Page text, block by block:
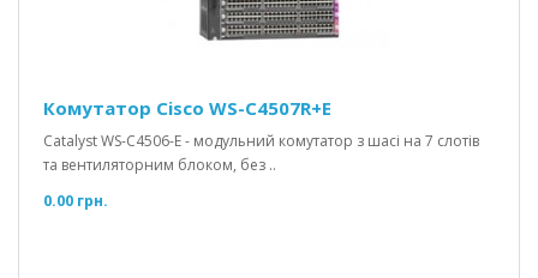
Комутатор Cisco WS-C4507R+E
Catalyst WS-C4506-E - модульний комутатор з шасі на 7 слотів
та вентиляторним блоком, без ..
0.00 грн.